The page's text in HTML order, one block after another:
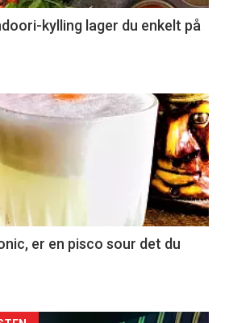
kylling lager du enkelt på
er en pisco sour det du